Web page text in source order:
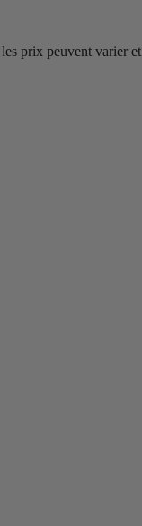
prix peuvent varier